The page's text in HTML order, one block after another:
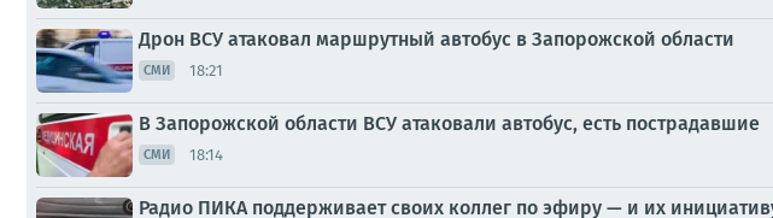
Дрон ВСУ атаковал маршрутный автобус в Запорожской области
СМИ 18:21
В Запорожской области ВСУ атаковали автобус, есть пострадавшие
СМИ 18:14
Радио ПИКА поддерживает своих коллег по эфиру — и их